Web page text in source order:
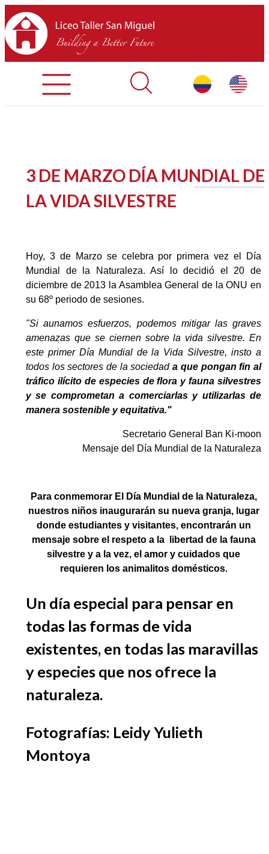
INICIO
SOBRE LTSM
EQUIPO
EGRESADOS
3 DE MARZO DÍA MUNDIAL DE
LA VIDA SILVESTRE
Hoy, 3 de Marzo se celebra por primera vez el Día
Mundial de la Naturaleza. Así lo decidió el 20 de
diciembre de 2013 la Asamblea General de la ONU en
su 68º periodo de sesiones.
"Si aunamos esfuerzos, podemos mitigar las graves
amenazas que se ciernen sobre la vida silvestre. En
este primer Día Mundial de la Vida Silvestre, insto a
todos los sectores de la sociedada que pongan fin al
tráfico ilícito de especies de flora y fauna silvestres
y se comprometan a comerciarlas y utilizarlas de
manera sostenible y equitativa."
Secretario General Ban Ki-moon
Mensaje del Día Mundial de la Naturaleza
Para conmemorar El Día Mundial de la Naturaleza,
nuestros niños inaugurarán su nueva granja, lugar
donde estudiantes y visitantes, encontrarán un
mensaje sobre el respeto a la libertad de la fauna
silvestre y a la vez, el amor y cuidados que
requieren los animalitos domésticos.
Un día especial para pensar en
todas las formas de vida
existentes, en todas las maravillas
y especies que nos ofrece la
naturaleza.
Fotografías: Leidy Yulieth
Montoya